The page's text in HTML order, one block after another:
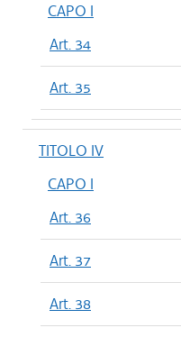
CAPO I
Art. 34
Art. 35
TITOLO IV
CAPO I
Art. 36
Art. 37
Art. 38